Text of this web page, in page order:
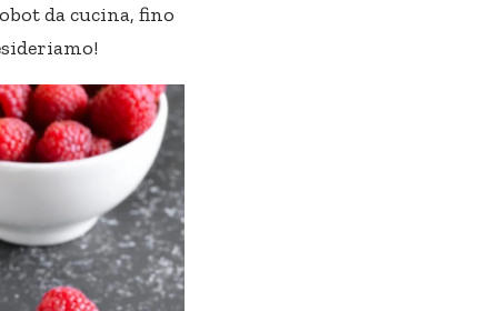
da cucina, fino